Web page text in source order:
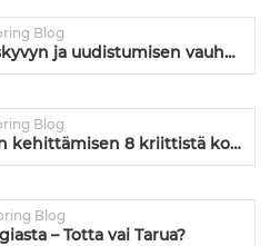
Blog
Tekoäly suorituskyvyn ja uudistumisen vauhdittajana
Blog
Johtoryhmätyön kehittämisen 8 kriittistä kohtaa – missä kunnossa on teidän johtoryhmänne?
Blog
– Totta vai Tarua?